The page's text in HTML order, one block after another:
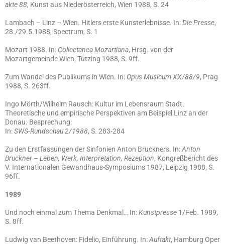
akte 88, Kunst aus Niederösterreich, Wien 1988, S. 24
Lambach – Linz – Wien. Hitlers erste Kunsterlebnisse. In:Die Presse,
28./29.5.1988, Spectrum, S. 1
Mozart 1988. In: Collectanea Mozartiana, Hrsg. von der
Mozartgemeinde Wien, Tutzing 1988, S. 9ff.
Zum Wandel des Publikums in Wien. In: Opus Musicum XX/88/9, Prag
1988, S. 263ff.
Ingo Mörth/Wilhelm Rausch: Kultur im Lebensraum Stadt.
Theoretische und empirische Perspektiven am Beispiel Linz an der
Donau. Besprechung.
In:SWS-Rundschau 2/1988, S. 283-284
Zu den Erstfassungen der Sinfonien Anton Bruckners. In:Anton
Bruckner – Leben, Werk, Interpretation, Rezeption, Kongreßbericht des
V. Internationalen Gewandhaus-Symposiums 1987, Leipzig 1988, S.
96ff.
1989
Und noch einmal zum Thema Denkmal… In:Kunstpresse 1/Feb. 1989,
S. 8ff.
Ludwig van Beethoven: Fidelio, Einführung. In:Auftakt, Hamburg Oper